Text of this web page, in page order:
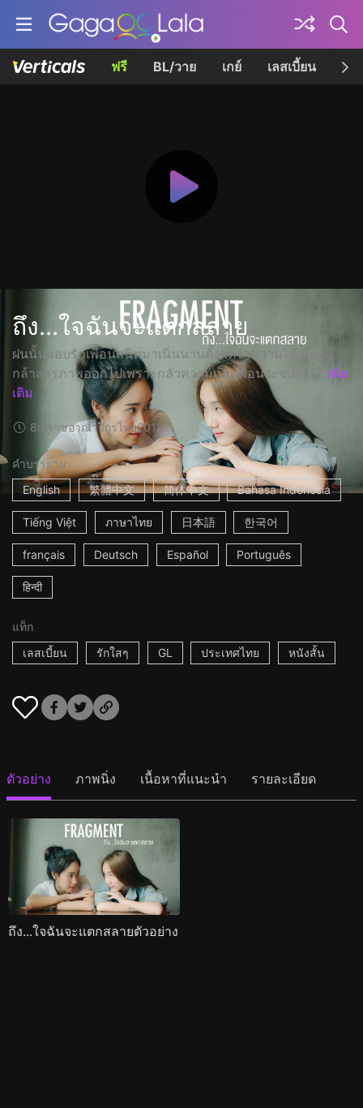
ฟรี BL/วาย เกย์ เลสเบี้ยน เค
ถึง...ใจฉันจะแตกสลาย
ฝนนั้นแอบรักเพื่อนสนิทมาเนิ่นนานตั้งแต่จำความได้ แต่ไม่
กล้าสารภาพออกไปเพราะกลัวความเป็นเพื่อนจะจบลง ...
เพิ่ม
เติม
8m ราชอาณาจักรไทย2018
คำบรรยาย
English
繁體中文 简体中文 Bahasa Indonesia
Tiếng Việt ภาษาไทย 日本語 한국어
français Deutsch Español Português
हिन्दी
แท็ก
เลสเบี้ยน
รักใสๆ GL ประเทศไทย หนังสั้น
ตัวอย่าง ภาพนิ่ง เนื้อหาที่แนะนำ รายละเอียด
ถึง...ใจฉันจะแตกสลายตัวอย่าง